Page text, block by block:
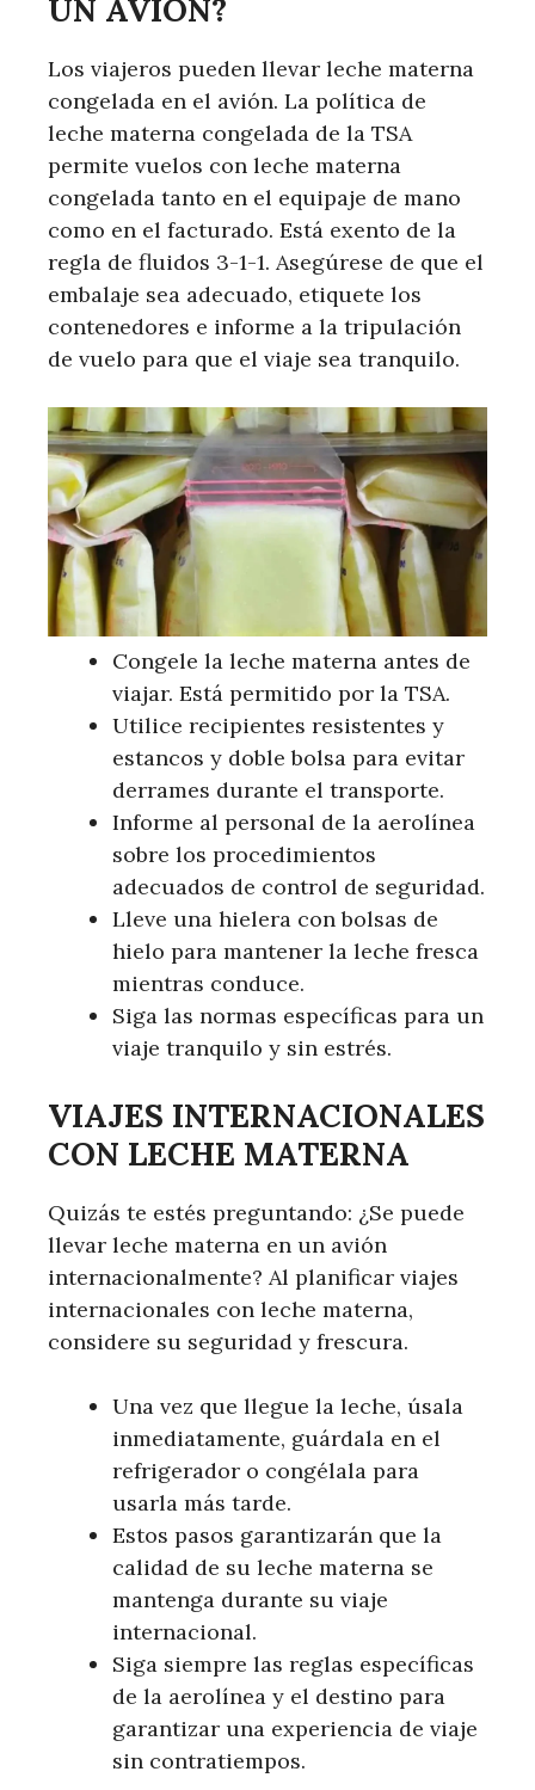
UN AVIÓN?
Los viajeros pueden llevar leche materna
congelada en el avión. La política de
leche materna congelada de la TSA
permite vuelos con leche materna
congelada tanto en el equipaje de mano
como en el facturado. Está exento de la
regla de fluidos 3-1-1. Asegúrese de que el
embalaje sea adecuado, etiquete los
contenedores e informe a la tripulación
de vuelo para que el viaje sea tranquilo.
Congele la leche materna antes de
viajar. Está permitido por la TSA.
Utilice recipientes resistentes y
estancos y doble bolsa para evitar
derrames durante el transporte.
Informe al personal de la aerolínea
sobre los procedimientos
adecuados de control de seguridad.
Lleve una hielera con bolsas de
hielo para mantener la leche fresca
mientras conduce.
Siga las normas específicas para un
viaje tranquilo y sin estrés.
VIAJES INTERNACIONALES
CON LECHE MATERNA
Quizás te estés preguntando: ¿Se puede
llevar leche materna en un avión
internacionalmente? Al planificar viajes
internacionales con leche materna,
considere su seguridad y frescura.
Una vez que llegue la leche, úsala
inmediatamente, guárdala en el
refrigerador o congélala para
usarla más tarde.
Estos pasos garantizarán que la
calidad de su leche materna se
mantenga durante su viaje
internacional.
Siga siempre las reglas específicas
de la aerolínea y el destino para
garantizar una experiencia de viaje
sin contratiempos.